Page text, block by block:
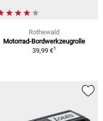
Rothewald
Motorrad-Bordwerkzeugrolle
39,99 €1